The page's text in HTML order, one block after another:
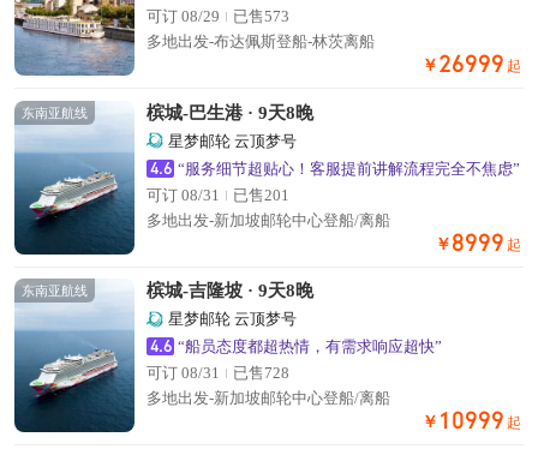
可订 08/29
已售573
多地出发-布达佩斯登船-林茨离船
￥ 26999 起
东南亚航线 槟城-巴生港 · 9天8晚
星梦邮轮 云顶梦号
4.6 “服务细节超贴心！客服提前讲解流程完全不焦虑”
可订 08/31
已售201
多地出发-新加坡邮轮中心登船/离船
￥ 8999 起
东南亚航线 槟城-吉隆坡 · 9天8晚
星梦邮轮 云顶梦号
4.6 “船员态度都超热情，有需求响应超快”
可订 08/31
已售728
多地出发-新加坡邮轮中心登船/离船
￥ 10999 起